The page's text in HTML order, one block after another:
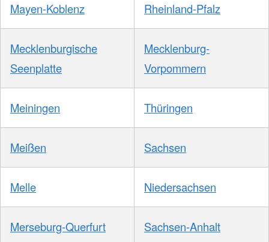
Mayen-Koblenz Rheinland-Pfalz
Mecklenburgische
Seenplatte
Mecklenburg-
Vorpommern
Meiningen Thüringen
Meißen Sachsen
Melle Niedersachsen
Merseburg-Querfurt Sachsen-Anhalt